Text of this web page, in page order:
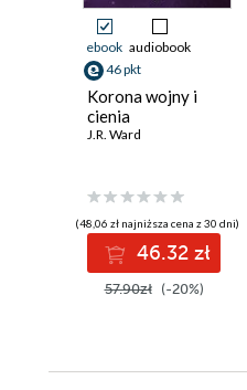
ebook audiobook
46 pkt
Korona wojny i
cienia
J.R. Ward
(48,06 zł najniższa cena z 30 dni)
46.32 zł
57.90zł (-20%)